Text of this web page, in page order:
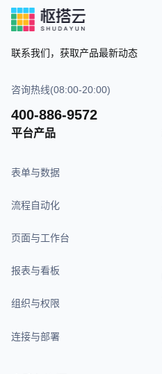
联系我们，获取产品最新动态
咨询热线(08:00-20:00)
400-886-9572
平台产品
表单与数据
流程自动化
页面与工作台
报表与看板
组织与权限
连接与部署